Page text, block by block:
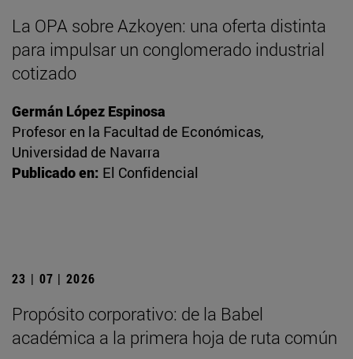
La OPA sobre Azkoyen: una oferta distinta
para impulsar un conglomerado industrial
cotizado
Germán López Espinosa
Profesor en la Facultad de Económicas,
Universidad de Navarra
Publicado en: El Confidencial
23 | 07 | 2026
Propósito corporativo: de la Babel
académica a la primera hoja de ruta común